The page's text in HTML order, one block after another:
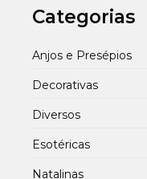
Categorias
Anjos e Presépios
Decorativas
Diversos
Esotéricas
Natalinas